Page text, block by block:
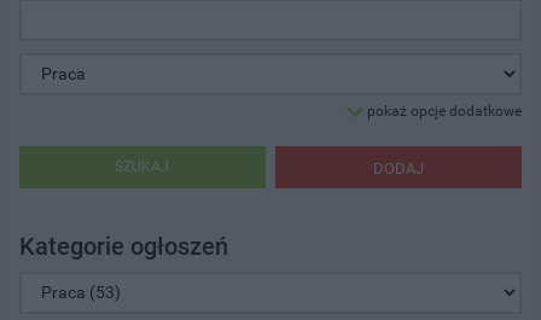
pokaż opcje dodatkowe
DODAJ
SZUKAJ
Kategorie ogłoszeń